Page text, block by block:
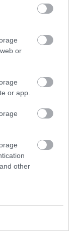
or
or app.
other
ülőhely
90 000 utas
és Toronto
érdemes